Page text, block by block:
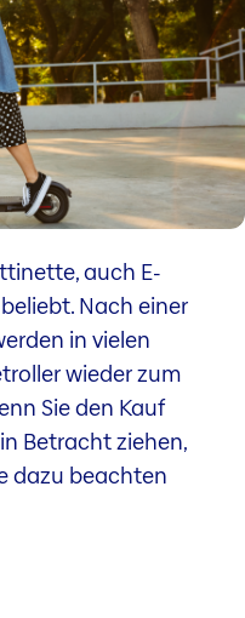
auch E-
Nach einer
in vielen
wieder zum
Sie den Kauf
Betracht ziehen,
dazu beachten